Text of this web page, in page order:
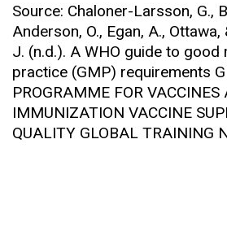
Source: Chaloner-Larsson, G.,
Anderson, O., Egan, A.,
J. (n.d.). A WHO guide to good
practice (GMP) requirements
PROGRAMME FOR VACCINES
IMMUNIZATION VACCINE
QUALITY GLOBAL TRAINING